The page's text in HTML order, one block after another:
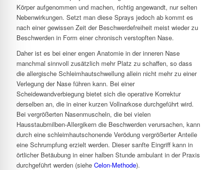
Körper aufgenommen und machen, richtig angewandt, nur selten
Nebenwirkungen. Setzt man diese Sprays jedoch ab kommt es
nach einer gewissen Zeit der Beschwerdefreiheit meist wieder zu
Beschwerden in Form einer chronisch verstopften Nase.
Daher ist es bei einer engen Anatomie in der inneren Nase
manchmal sinnvoll zusätzlich mehr Platz zu schaffen, so dass
die allergische Schleimhautschwellung allein nicht mehr zu einer
Verlegung der Nase führen kann. Bei einer
Scheidewandverbiegung bietet sich die operative Korrektur
derselben an, die in einer kurzen Vollnarkose durchgeführt wird.
Bei vergrößerten Nasenmuscheln, die bei vielen
Hausstaubmilben-Allergikern die Beschwerden verursachen, kann
durch eine schleimhautschonende Verödung vergrößerter Anteile
eine Schrumpfung erzielt werden. Dieser sanfte Eingriff kann in
örtlicher Betäubung in einer halben Stunde ambulant in der Praxis
durchgeführt werden (siehe Celon-Methode).